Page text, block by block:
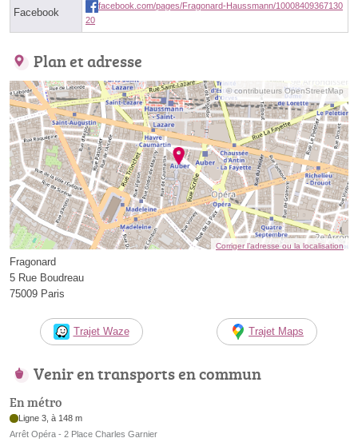
Facebook
facebook.com/pages/Fragonard-Haussmann/10008409367130
20
Plan et adresse
© contributeurs OpenStreetMap
Corriger l’adresse ou la localisation
Fragonard
5 Rue Boudreau
75009 Paris
Trajet Waze Trajet Maps
Venir en transports en commun
En métro
Ligne 3, à 148 m
Arrêt Opéra - 2 Place Charles Garnier